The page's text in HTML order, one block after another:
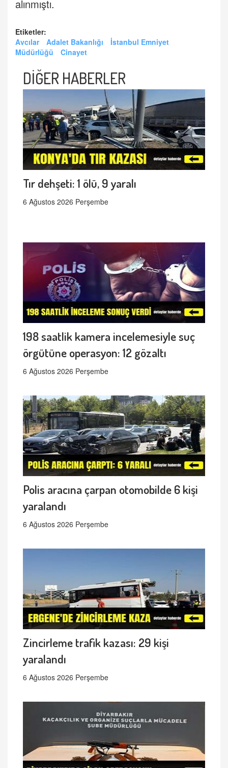
alınmıştı.
Etiketler:
Avcılar
Adalet Bakanlığı
İstanbul Emniyet
Müdürlüğü
Cinayet
DİĞER HABERLER
Tır dehşeti: 1 ölü, 9 yaralı
6 Ağustos 2026 Perşembe
198 saatlik kamera incelemesiyle suç
örgütüne operasyon: 12 gözaltı
6 Ağustos 2026 Perşembe
Polis aracına çarpan otomobilde 6 kişi
yaralandı
6 Ağustos 2026 Perşembe
Zincirleme trafik kazası: 29 kişi
yaralandı
6 Ağustos 2026 Perşembe